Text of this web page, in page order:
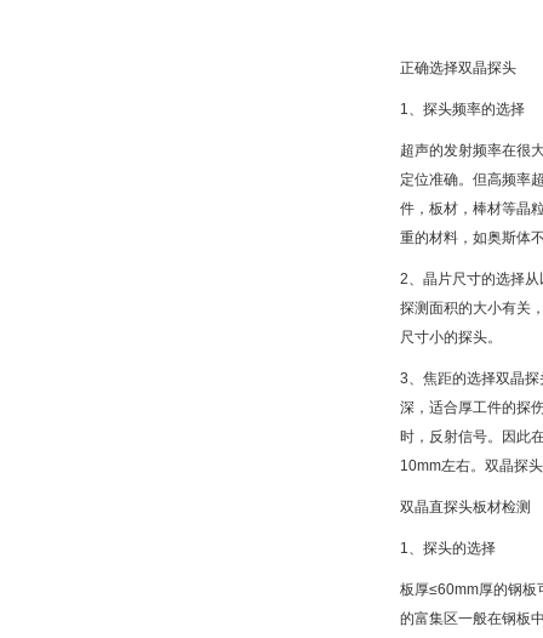
正确选择双晶探头
1、探头频率的选择
超声的发射频率在很
定位准确。但高频率
件，板材，棒材等晶
重的材料，如奥斯体
2、晶片尺寸的选择
探测面积的大小有关
尺寸小的探头。
3、焦距的选择双晶
深，适合厚工件的探
时，反射信号。因此
10mm左右。双晶探
双晶直探头板材检测
1、探头的选择
板厚≤60mm厚的钢板
的富集区一般在钢板